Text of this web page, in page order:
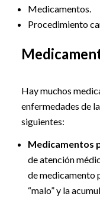
Medicamentos.
Procedimiento
Hay muchos
enfermedades de
siguientes:
Medicamentos
de atención
de medicamento
“malo” y la